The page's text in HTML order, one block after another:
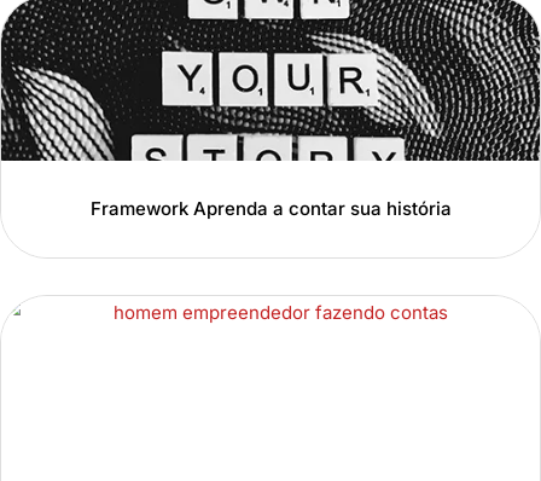
Framework Aprenda a contar sua história